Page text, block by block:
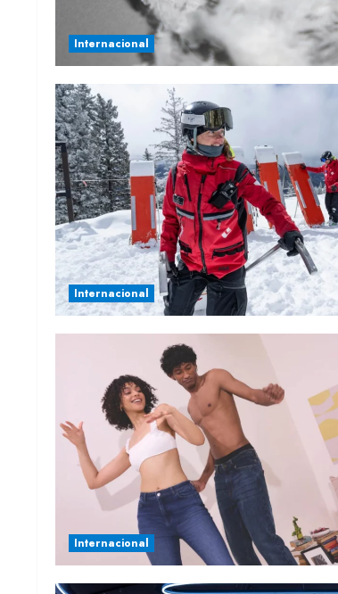
Internacional
Internacional
Internacional